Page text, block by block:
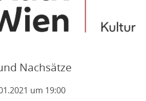
MITGLIEDER
VEREIN
TERMINARCHIV
2025
Nachsätze
um 19:00